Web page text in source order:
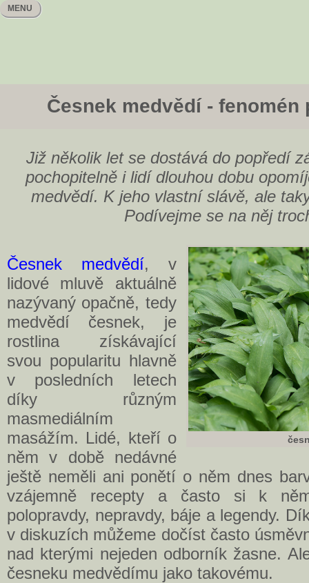
MENU
Česnek medvědí -
Již několik let se dostává do popředí
pochopitelně i lidí dlouhou dobu
medvědí. K jeho vlastní slávě, ale
Podívejme se na něj
Česnek medvědí, v
lidové mluvě aktuálně
nazývaný opačně, tedy
medvědí česnek, je
rostlina získávající
svou popularitu hlavně
v posledních letech
díky různým
masmediálním
masážím. Lidé, kteří o
něm v době nedávné
ještě neměli ani ponětí o něm dnes
vzájemně recepty a často si k
polopravdy, nepravdy, báje a legendy.
v diskuzích můžeme dočíst často
nad kterými nejeden odborník žasne.
česneku medvědímu jako takovému.